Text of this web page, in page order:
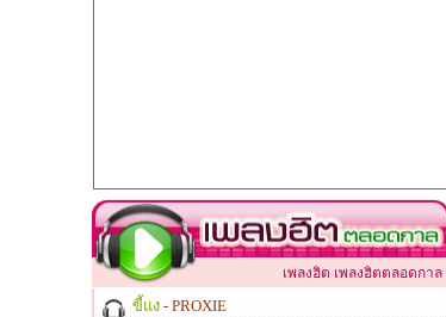
เพลงฮิต เพลงฮิตตลอดกาล
ขี้แง - PROXIE